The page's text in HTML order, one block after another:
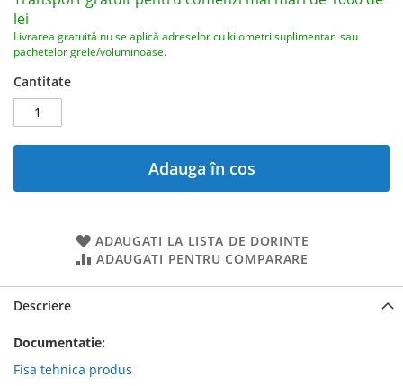
lei
Livrarea gratuită nu se aplică adreselor cu kilometri suplimentari sau
pachetelor grele/voluminoase.
Cantitate
Adauga în cos
ADAUGATI LA LISTA DE DORINTE
ADAUGATI PENTRU COMPARARE
Descriere
Documentatie:
Fisa tehnica produs